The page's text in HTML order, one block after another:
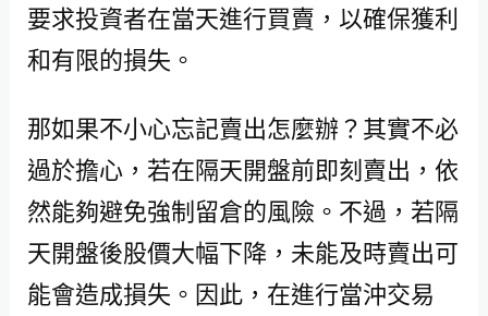
要求投資者在當天進行買賣，以確保獲利
和有限的損失。
那如果不小心忘記賣出怎麼辦？其實不必
過於擔心，若在隔天開盤前即刻賣出，依
然能夠避免強制留倉的風險。不過，若隔
天開盤後股價大幅下降，未能及時賣出可
能會造成損失。因此，在進行當沖交易